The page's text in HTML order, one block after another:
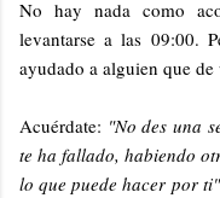
No hay nada como
levantarse a las 09:00.
ayudado a alguien que de
Acuérdate: "No des una
te ha fallado, habiendo
lo que puede hacer por ti"